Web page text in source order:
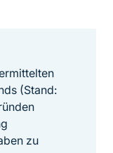
(Stand:
zu